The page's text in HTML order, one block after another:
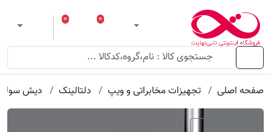
ورود لیست مورد علاقه
۰
سبد خرید
۰
منو
صفحه اصلی
تجهیزات مخابراتی و ویپ دلتالینک دیش
ویژگی
ویژگی